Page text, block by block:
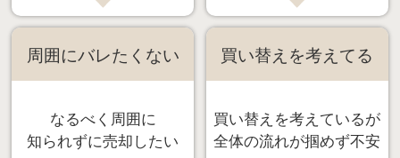
周囲にバレたくない
なるべく周囲に
知られずに売却したい
買い替えを考えてる
買い替えを考えているが
全体の流れが掴めず不安